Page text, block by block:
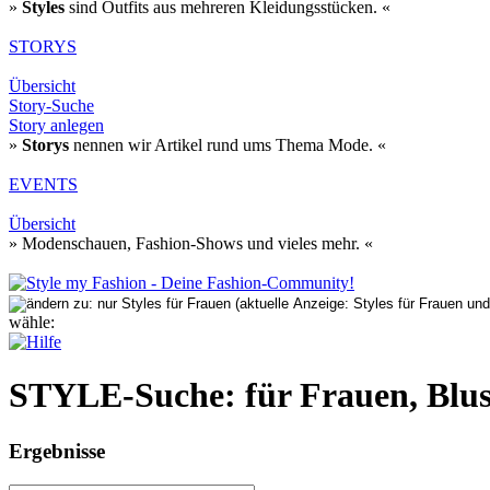
» Styles sind Outfits aus mehreren Kleidungsstücken. «
STORYS
Übersicht
Story-Suche
Story anlegen
» Storys nennen wir Artikel rund ums Thema Mode. «
EVENTS
Übersicht
» Modenschauen, Fashion-Shows und vieles mehr. «
wähle:
STYLE-Suche: für Frauen,
Ergebnisse